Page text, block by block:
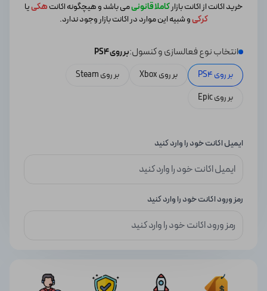
خرید اکانت از اکانت بازارکاملا قانونیمی باشد و هیچگونه اکانتهکییا
کرکیو شبیه این موارد در اکانت بازار وجود ندارد.
انتخاب نوع فعالسازی و کنسول:بر روی PS4
بر روی PS4
بر روی Xbox
بر روی Steam
بر روی Epic
ایمیل اکانت خود را وارد کنید
رمز ورود اکانت خود را وارد کنید